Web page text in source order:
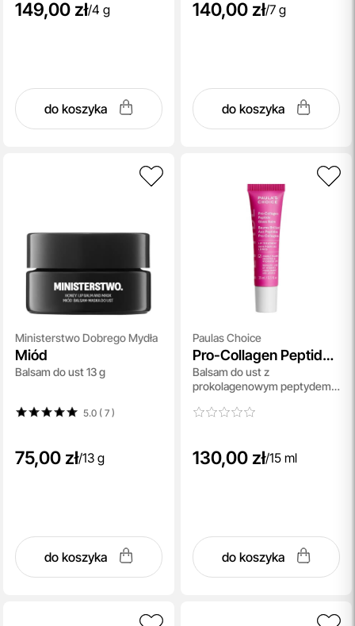
149,00 zł/4 g
do koszyka
140,00 zł/7 g
do koszyka
Ministerstwo Dobrego Mydła
Miód
Balsam do ust 13 g
5.0 ( 7)
75,00 zł/13 g
do koszyka
Paulas Choice
Pro-Collagen Peptide
Gloss Balm
Balsam do ust z
prokolagenowym peptydem
130,00 zł/15 ml
do koszyka